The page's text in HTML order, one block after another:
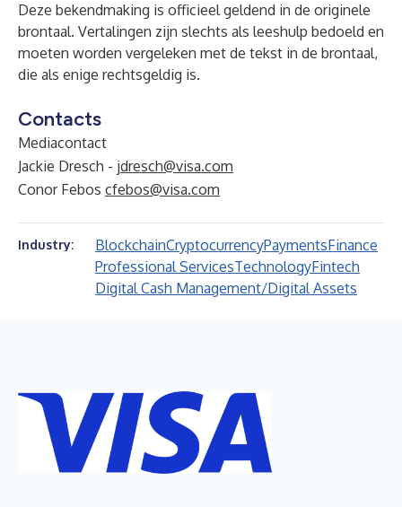
Deze bekendmaking is officieel geldend in de originele
brontaal. Vertalingen zijn slechts als leeshulp bedoeld en
moeten worden vergeleken met de tekst in de brontaal,
die als enige rechtsgeldig is.
Contacts
Mediacontact
Jackie Dresch - jdresch@visa.com
Conor Febos cfebos@visa.com
Industry: BlockchainCryptocurrencyPaymentsFinance
Professional ServicesTechnologyFintech
Digital Cash Management/Digital Assets